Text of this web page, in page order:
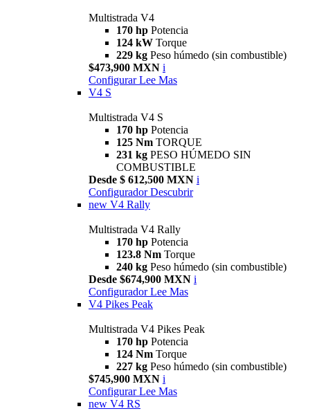
Multistrada V4
170 hp Potencia
124 kW Torque
229 kg Peso húmedo (sin combustible)
$473,900 MXN i
Configurar Lee Mas
V4 S
Multistrada V4 S
170 hp Potencia
125 Nm TORQUE
231 kg PESO HÚMEDO SIN
COMBUSTIBLE
Desde $ 612,500 MXN i
Configurador Descubrir
new V4 Rally
Multistrada V4 Rally
170 hp Potencia
123.8 Nm Torque
240 kg Peso húmedo (sin combustible)
Desde $674,900 MXN i
Configurador Lee Mas
V4 Pikes Peak
Multistrada V4 Pikes Peak
170 hp Potencia
124 Nm Torque
227 kg Peso húmedo (sin combustible)
$745,900 MXN i
Configurar Lee Mas
new V4 RS